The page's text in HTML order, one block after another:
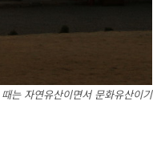
는 자연유산이면서 문화유산이기